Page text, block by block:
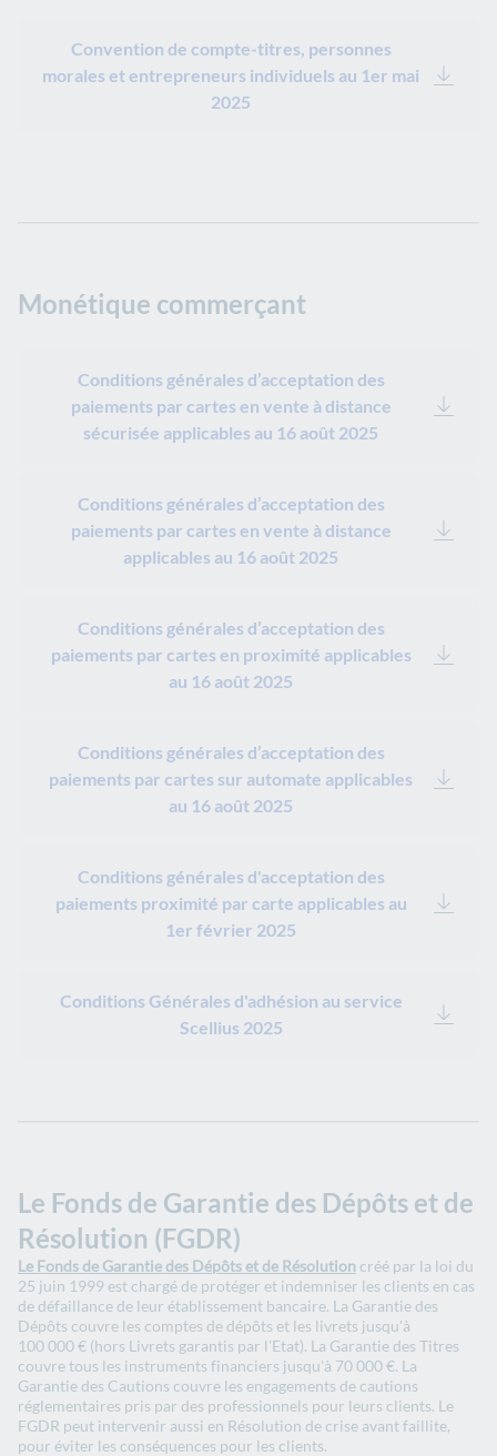
Convention de compte-titres, personnes
morales et entrepreneurs individuels au 1er mai
2025
Monétique commerçant
Conditions générales d’acceptation des
paiements par cartes en vente à distance
sécurisée applicables au 16 août 2025
Conditions générales d’acceptation des
paiements par cartes en vente à distance
applicables au 16 août 2025
Conditions générales d’acceptation des
paiements par cartes en proximité applicables
au 16 août 2025
Conditions générales d’acceptation des
paiements par cartes sur automate applicables
au 16 août 2025
Conditions générales d'acceptation des
paiements proximité par carte applicables au
1er février 2025
Conditions Générales d'adhésion au service
Scellius 2025
Le Fonds de Garantie des Dépôts et de
Résolution (FGDR)
Le Fonds de Garantie des Dépôts et de Résolution créé par la loi du
25 juin 1999 est chargé de protéger et indemniser les clients en cas
de défaillance de leur établissement bancaire. La Garantie des
Dépôts couvre les comptes de dépôts et les livrets jusqu'à
100 000 € (hors Livrets garantis par l'Etat). La Garantie des Titres
couvre tous les instruments financiers jusqu'à 70 000 €. La
Garantie des Cautions couvre les engagements de cautions
réglementaires pris par des professionnels pour leurs clients. Le
FGDR peut intervenir aussi en Résolution de crise avant faillite,
pour éviter les conséquences pour les clients.